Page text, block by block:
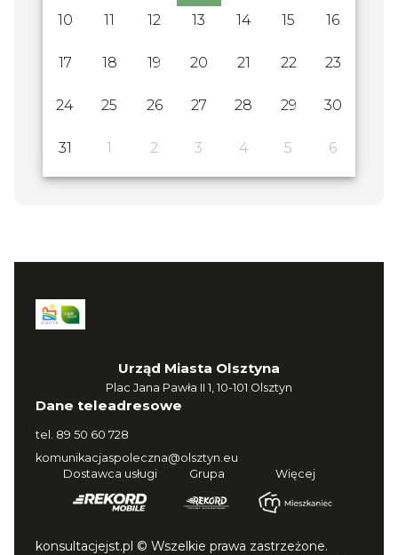
10 11 12 13 14 15 16
17 18 19 20 21 22 23
24 25 26 27 28 29 30
31 1 2 3 4 5 6
Urząd Miasta Olsztyna
Plac Jana Pawła II 1, 10-101 Olsztyn
Dane teleadresowe
tel. 89 50 60 728
komunikacjaspoleczna@olsztyn.eu
Dostawca usługi
Grupa Więcej
konsultacjejst.pl © Wszelkie prawa zastrzeżone.